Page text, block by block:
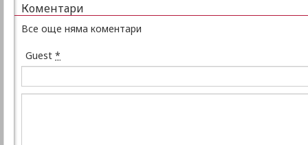
Коментари
Все още няма коментари
Guest *